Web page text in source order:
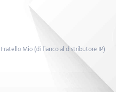
Mio (di fianco al distributore IP)